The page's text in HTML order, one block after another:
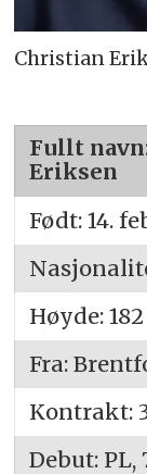
Christian
Fullt
Eriksen
Født: 14.
Høyde:
Fra:
Kontrakt:
Debut: PL,